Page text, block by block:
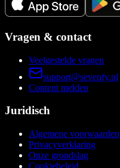
Vragen & contact
Veelgestelde vragen
support@sevenfy.nl
Content melden
Juridisch
Algemene voorwaarden
Privacyverklaring
Onze grondslag
Cookiebeleid